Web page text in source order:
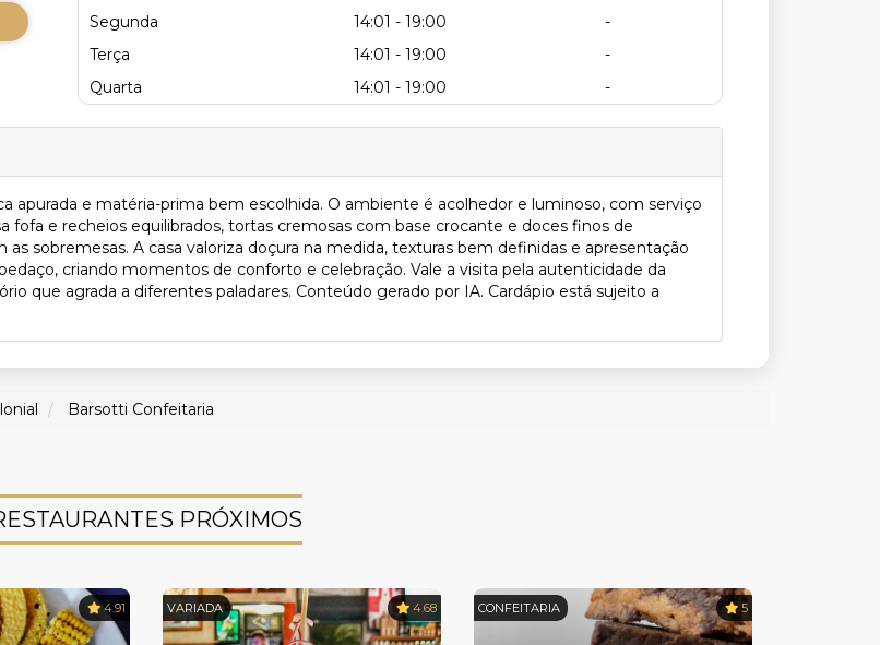
Segunda
14:01 - 19:00
-
Terça
14:01 - 19:00
-
Quarta
14:01 - 19:00 -
apurada e matéria-prima bem escolhida. O ambiente é acolhedor e luminoso, com serviço
fofa e recheios equilibrados, tortas cremosas com base crocante e doces finos de
sobremesas. A casa valoriza doçura na medida, texturas bem definidas e apresentação
criando momentos de conforto e celebração. Vale a visita pela autenticidade da
que agrada a diferentes paladares. Conteúdo gerado por IA. Cardápio está sujeito a
Barsotti Confeitaria
PRÓXIMOS
4.91 VARIADA 4.68 CONFEITARIA 5